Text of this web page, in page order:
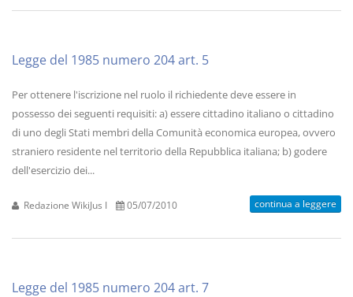
Legge del 1985 numero 204 art. 5
Per ottenere l'iscrizione nel ruolo il richiedente deve essere in
possesso dei seguenti requisiti: a) essere cittadino italiano o cittadino
di uno degli Stati membri della Comunità economica europea, ovvero
straniero residente nel territorio della Repubblica italiana; b) godere
dell'esercizio dei...
Redazione WikiJus I 05/07/2010 continua a leggere
Legge del 1985 numero 204 art. 7